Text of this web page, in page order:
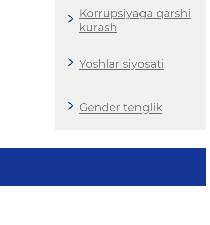
Korrupsiyaga qarshi
kurash
Yoshlar siyosati
Gender tenglik